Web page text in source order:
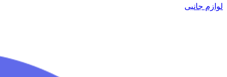
لوازم جانبی